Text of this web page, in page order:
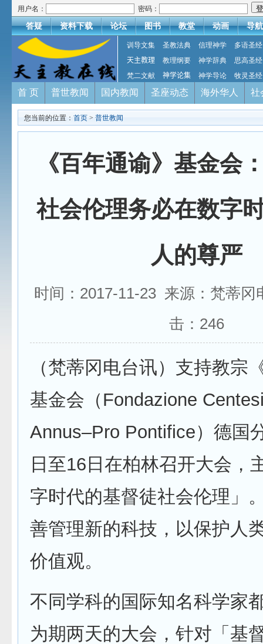
用户名： 密码：
答疑 资料下载 论坛 图书 教堂 动画 导航
训导文集 圣教法典 信理神学
多语圣经
天主教理
教理纲要 神学辞典
思高圣经
梵二文献
神学论集 神学导论 牧灵圣经
首 页 普世教闻 国内教闻 圣座动态 海外华人 社
您当前的位置： 首页 > 普世教闻
《百年通谕》基金会
社会伦理务必在数字
人的尊严
时间：2017-11-23 来源：梵蒂
击： 246
（梵蒂冈电台讯）支持教宗
基金会（Fondazione
Annus–Pro Pontifice）德国
日至16日在柏林召开大会，
字时代的基督徒社会伦理」
善管理新的科技，以保护人
价值观。
不同学科的国际知名科学家
为期两天的大会，针对「基